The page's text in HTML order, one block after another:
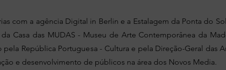
com a agência Digital in Berlin e a Estalagem da Ponta do
Casa das MUDAS - Museu de Arte Contemporânea da
República Portuguesa - Cultura e pela Direção-Geral das
e desenvolvimento de públicos na área dos Novos Media.